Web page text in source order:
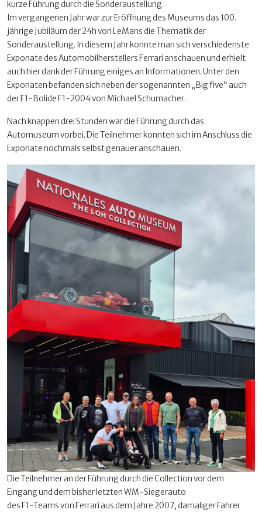
kurze Führung durch die Sonderaustellung.
Im vergangenen Jahr war zur Eröffnung des Museums das 100.
jährige Jubiläum der 24h von LeMans die Thematik der
Sonderaustellung. In diesem Jahr konnte man sich verschiedenste
Exponate des Automobilherstellers Ferrari anschauen und erhielt
auch hier dank der Führung einiges an Informationen. Unter den
Exponaten befanden sich neben der sogenannten „Big five“ auch
der F1-Bolide F1-2004 von Michael Schumacher.
Nach knappen drei Stunden war die Führung durch das
Automuseum vorbei. Die Teilnehmer konnten sich im Anschluss die
Exponate nochmals selbst genauer anschauen.
Die Teilnehmer an der Führung durch die Collection vor dem
Eingang und dem bisher letzten WM-Siegerauto
des F1-Teams von Ferrari aus dem Jahre 2007, damaliger Fahrer